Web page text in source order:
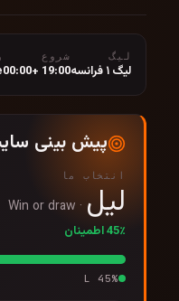
لیگ
لیگ ۱ فرانسه
شروع
19:00 +00:00
پیش بینی
انتخاب ما
لیل ·
Win or draw
45٪ اطمینان
L 45%